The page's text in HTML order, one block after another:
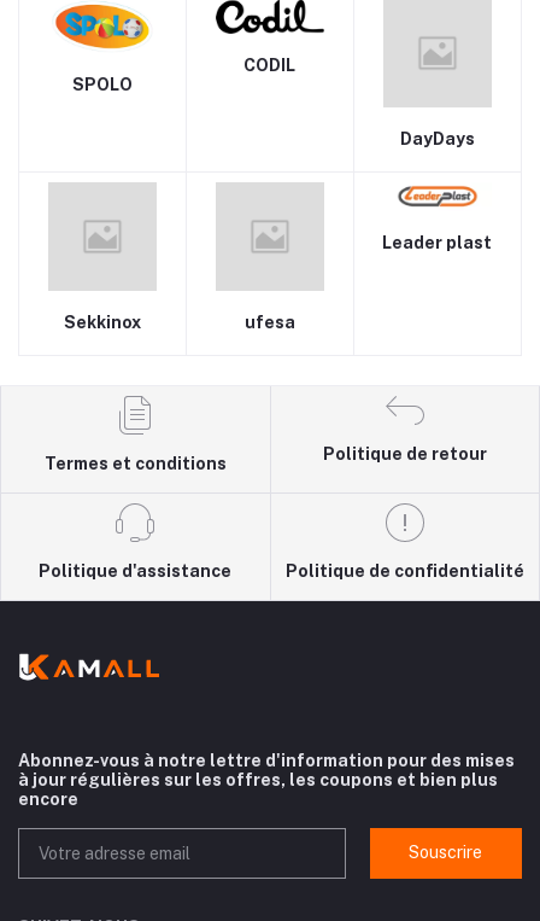
SPOLO
CODIL
DayDays
Sekkinox ufesa
Leader plast
Termes et conditions
Politique de retour
Politique d'assistance Politique de confidentialité
Abonnez-vous à notre lettre d'information pour des mises
à jour régulières sur les offres, les coupons et bien plus
encore
Souscrire